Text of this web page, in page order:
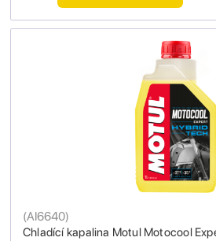
Chladící kapalina Motul Motocool
(AI6640)